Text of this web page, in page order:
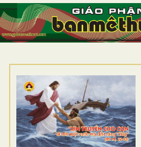
TRANG NHẤT
GIỚI THIỆU
DÒNG TU
BAN MỤC VỤ
ĐOÀN THỂ CG